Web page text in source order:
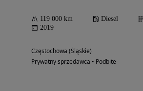
119 000 km Diesel
2019
Częstochowa (Śląskie)
Prywatny sprzedawca • Podbite